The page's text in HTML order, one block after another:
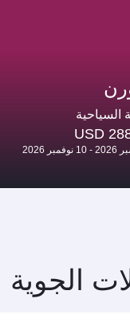
السياحية
USD
الجوية